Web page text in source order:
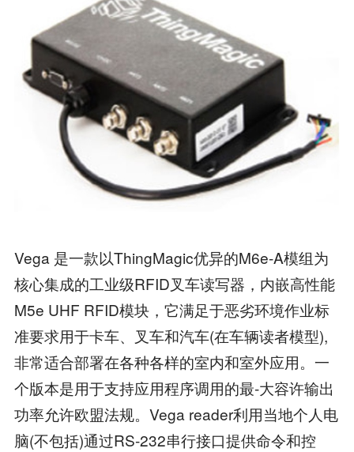
Vega 是一款以ThingMagic优异的M6e-A模组为
核心集成的工业级RFID叉车读写器，内嵌高性能
M5e UHF RFID模块，它满足于恶劣环境作业标
准要求用于卡车、叉车和汽车(在车辆读者模型),
非常适合部署在各种各样的室内和室外应用。一
个版本是用于支持应用程序调用的最-大容许输出
功率允许欧盟法规。Vega reader利用当地个人电
脑(不包括)通过RS-232串行接口提供命令和控